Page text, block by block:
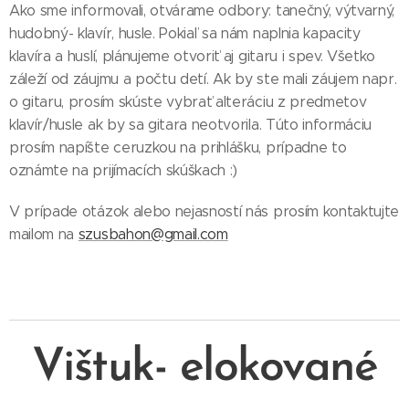
Ako sme informovali, otvárame odbory: tanečný, výtvarný,
hudobný- klavír, husle. Pokiaľ sa nám naplnia kapacity
klavíra a huslí, plánujeme otvoriť aj gitaru i spev. Všetko
záleží od záujmu a počtu detí. Ak by ste mali záujem napr.
o gitaru, prosím skúste vybrať alteráciu z predmetov
klavír/husle ak by sa gitara neotvorila. Túto informáciu
prosím napíšte ceruzkou na prihlášku, prípadne to
oznámte na prijímacích skúškach :)
V prípade otázok alebo nejasností nás prosím kontaktujte
mailom na szusbahon@gmail.com
Vištuk- elokované